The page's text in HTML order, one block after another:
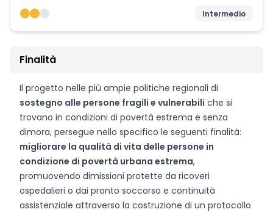
Intermedio
Finalità
Il progetto nelle più ampie politiche regionali di
sostegno alle persone fragili e vulnerabili che si
trovano in condizioni di povertà estrema e senza
dimora, persegue nello specifico le seguenti finalità:
migliorare la qualità di vita delle persone in
condizione di povertà urbana estrema,
promuovendo dimissioni protette da ricoveri
ospedalieri o dai pronto soccorso e continuità
assistenziale attraverso la costruzione di un protocollo